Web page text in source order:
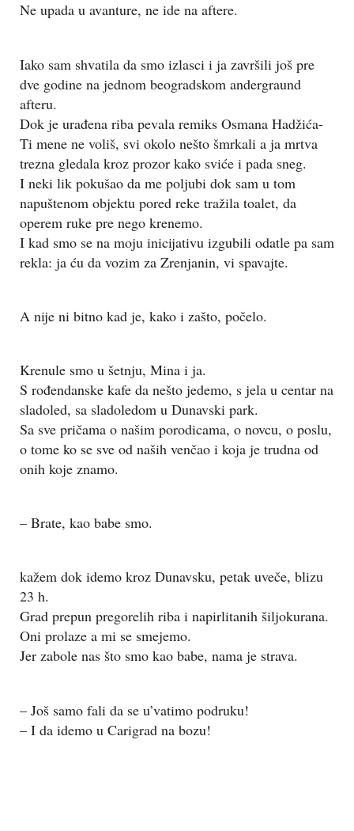
Ne upada u avanture, ne ide na aftere.
Iako sam shvatila da smo izlasci i ja završili još pre
dve godine na jednom beogradskom andergraund
afteru.
Dok je urađena riba pevala remiks Osmana Hadžića-
Ti mene ne voliš, svi okolo nešto šmrkali a ja mrtva
trezna gledala kroz prozor kako sviće i pada sneg.
I neki lik pokušao da me poljubi dok sam u tom
napuštenom objektu pored reke tražila toalet, da
operem ruke pre nego krenemo.
I kad smo se na moju inicijativu izgubili odatle pa sam
rekla: ja ću da vozim za Zrenjanin, vi spavajte.
A nije ni bitno kad je, kako i zašto, počelo.
Krenule smo u šetnju, Mina i ja.
S rođendanske kafe da nešto jedemo, s jela u centar na
sladoled, sa sladoledom u Dunavski park.
Sa sve pričama o našim porodicama, o novcu, o poslu,
o tome ko se sve od naših venčao i koja je trudna od
onih koje znamo.
– Brate, kao babe smo.
kažem dok idemo kroz Dunavsku, petak uveče, blizu
23 h.
Grad prepun pregorelih riba i napirlitanih šiljokurana.
Oni prolaze a mi se smejemo.
Jer zabole nas što smo kao babe, nama je strava.
– Još samo fali da se u’vatimo podruku!
– I da idemo u Carigrad na bozu!